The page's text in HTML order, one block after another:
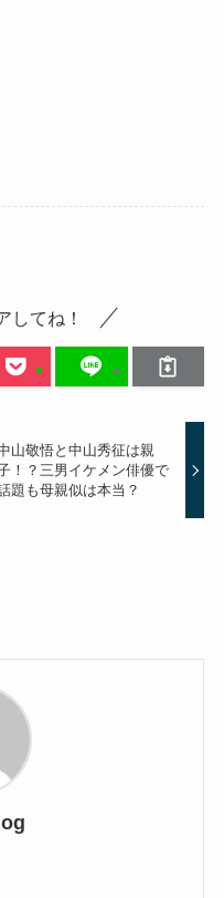
してね！
山敬悟と中山秀征は親
！？三男イケメン俳優で
題も母親似は本当？